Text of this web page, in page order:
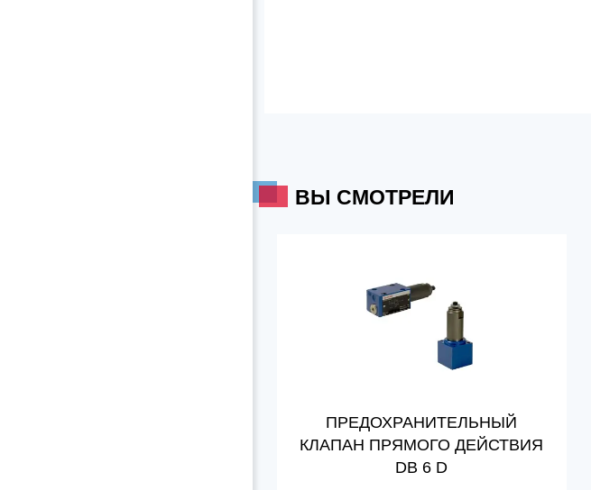
ВЫ СМОТРЕЛИ
ПРЕДОХРАНИТЕЛЬНЫЙ
КЛАПАН ПРЯМОГО ДЕЙСТВИЯ
DB 6 D